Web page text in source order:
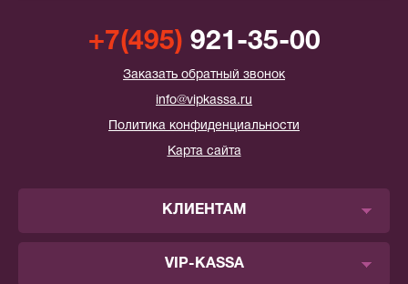
+7(495) 921-35-00
Заказать обратный звонок
info@vipkassa.ru
Политика конфиденциальности
Карта сайта
КЛИЕНТАМ
VIP-KASSA